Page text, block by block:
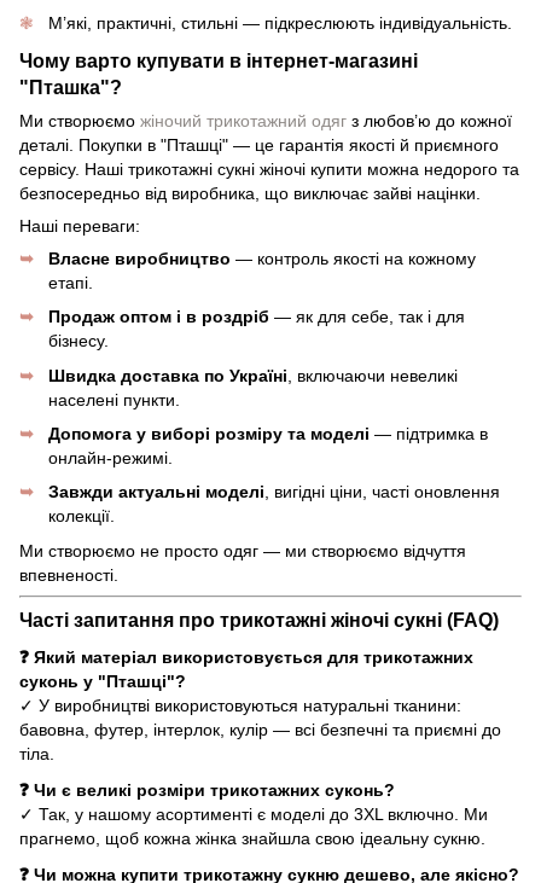
М’які, практичні, стильні — підкреслюють індивідуальність.
Чому варто купувати в інтернет-магазині
"Пташка"?
Ми створюємо жіночий трикотажний одяг з любов’ю до кожної
деталі. Покупки в "Пташці" — це гарантія якості й приємного
сервісу. Наші трикотажні сукні жіночі купити можна недорого та
безпосередньо від виробника, що виключає зайві націнки.
Наші переваги:
Власне виробництво — контроль якості на кожному
етапі.
Продаж оптом і в роздріб — як для себе, так і для
бізнесу.
Швидка доставка по Україні , включаючи невеликі
населені пункти.
Допомога у виборі розміру та моделі — підтримка в
онлайн-режимі.
Завжди актуальні моделі, вигідні ціни, часті оновлення
колекції.
Ми створюємо не просто одяг — ми створюємо відчуття
впевненості.
Часті запитання про трикотажні жіночі сукні (FAQ)
❓ Який матеріал використовується для трикотажних
суконь у "Пташці"?
✓ У виробництві використовуються натуральні тканини:
бавовна, футер, інтерлок, кулір — всі безпечні та приємні до
тіла.
❓ Чи є великі розміри трикотажних суконь?
✓ Так, у нашому асортименті є моделі до 3XL включно. Ми
прагнемо, щоб кожна жінка знайшла свою ідеальну сукню.
❓ Чи можна купити трикотажну сукню дешево, але якісно?